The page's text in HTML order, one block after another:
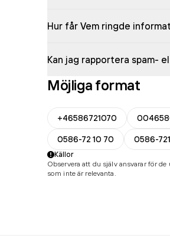
Hur får Vem ringde
Kan jag rapportera spam-
Möjliga format
+46586721070
0586-72 10 70
0586-
Källor
Observera att du själv ansvarar för
som inte är relevanta.